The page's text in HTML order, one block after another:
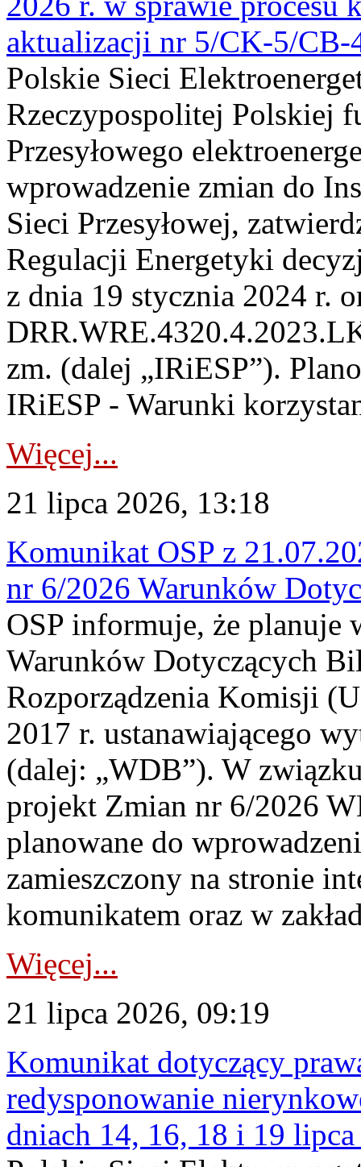
aktualizacji nr 5/CK-5/CB-
Polskie Sieci
Rzeczypospolitej Polskiej
Przesyłowego
wprowadzenie zmian do
Sieci Przesyłowej,
Regulacji Energetyki
z dnia 19 stycznia 2024 r.
zm. (dalej „IRiESP”).
IRiESP - Warunki
Więcej...
21 lipca 2026, 13:18
Komunikat OSP z
nr 6/2026 Warunków
OSP informuje, że planuje
Warunków Dotyczących
Rozporządzenia Komisji
2017 r. ustanawiającego
(dalej: „WDB”). W
projekt Zmian nr 6/2026
planowane do
zamieszczony na stronie
komunikatem oraz w
Więcej...
21 lipca 2026, 09:19
Komunikat dotyczący
redysponowanie
dniach 14, 16, 18 i 19